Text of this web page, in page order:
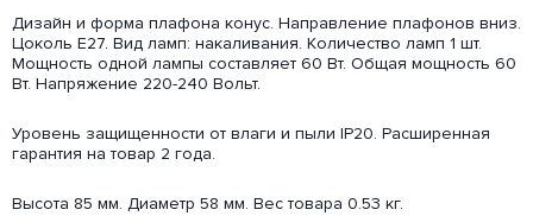
Дизайн и форма плафона конус. Направление плафонов вниз.
Цоколь E27. Вид ламп: накаливания. Количество ламп 1 шт.
Мощность одной лампы составляет 60 Вт. Общая мощность 60
Вт. Напряжение 220-240 Вольт.
Уровень защищенности от влаги и пыли IP20. Расширенная
гарантия на товар 2 года.
Высота 85 мм. Диаметр 58 мм. Вес товара 0.53 кг.